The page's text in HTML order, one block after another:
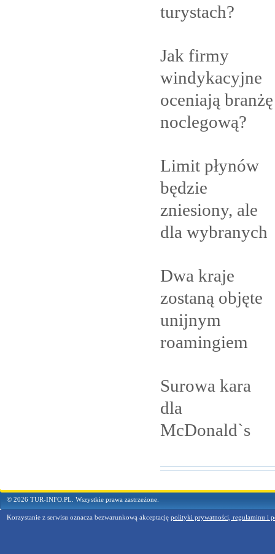
turystach?
Jak firmy
windykacyjne
oceniają branżę
noclegową?
Limit płynów
będzie
zniesiony, ale
dla wybranych
Dwa kraje
zostaną objęte
unijnym
roamingiem
Surowa kara
dla
McDonald`s
© 2026 TUR-INFO.PL. Wszystkie prawa zastrzeżone.
Korzystanie z serwisu oznacza bezwarunkową akceptację polityki prywatności, regulaminu i